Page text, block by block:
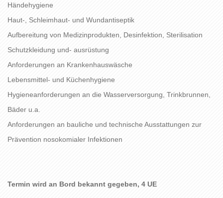
Händehygiene
Haut-, Schleimhaut- und Wundantiseptik
Aufbereitung von Medizinprodukten, Desinfektion, Sterilisation
Schutzkleidung und- ausrüstung
Anforderungen an Krankenhauswäsche
Lebensmittel- und Küchenhygiene
Hygieneanforderungen an die Wasserversorgung, Trinkbrunnen,
Bäder u.a.
Anforderungen an bauliche und technische Ausstattungen zur
Prävention nosokomialer Infektionen
Termin wird an Bord bekannt gegeben, 4 UE